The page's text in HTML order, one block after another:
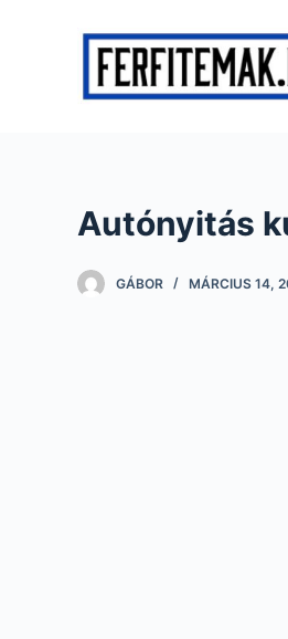
Autónyitás
GÁBOR MÁRCIUS 14,